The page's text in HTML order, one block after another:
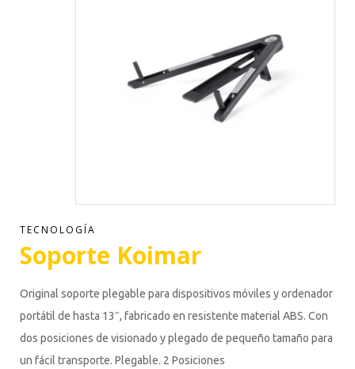
TECNOLOGÍA
Soporte Koimar
Original soporte plegable para dispositivos móviles y ordenador
portátil de hasta 13″, fabricado en resistente material ABS. Con
dos posiciones de visionado y plegado de pequeño tamaño para
un fácil transporte. Plegable. 2 Posiciones